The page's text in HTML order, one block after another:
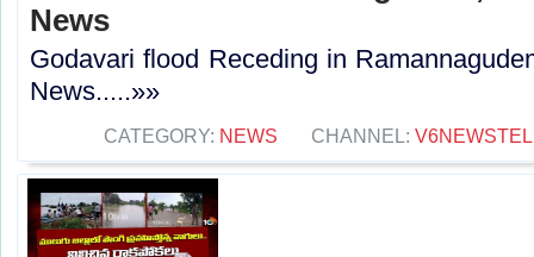
News
Godavari flood Receding in
News.....»»
CATEGORY: NEWS CHANNEL: